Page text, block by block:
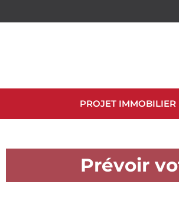
PROJET IMMOBILIER
Prévoir